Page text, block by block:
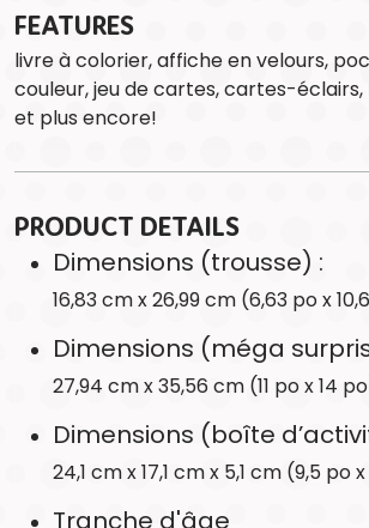
FEATURES
livre à colorier, affiche en velours,
couleur, jeu de cartes, cartes-
et plus encore!
PRODUCT DETAILS
Dimensions (trousse) :
16,83 cm x 26,99 cm (6,63 po x
Dimensions (méga
27,94 cm x 35,56 cm (11 po x 14
Dimensions (boîte
24,1 cm x 17,1 cm x 5,1 cm (9,5 po
Tranche d'âge